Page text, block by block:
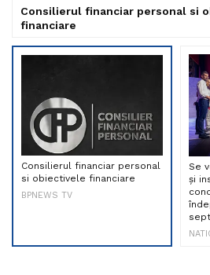
Consilierul financiar personal si
financiare
Consilierul financiar personal
si obiectivele financiare
BPNEWS TV
Se
și